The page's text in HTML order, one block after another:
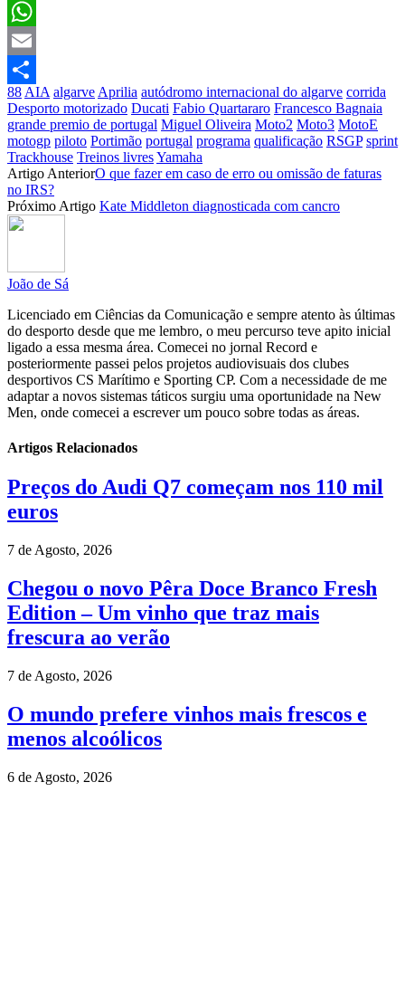
Facebook
WhatsApp
Email
Partilhar
88 AIA algarve Aprilia autódromo internacional do algarve corrida
Desporto motorizado Ducati Fabio Quartararo Francesco Bagnaia
grande premio de portugal Miguel Oliveira Moto2 Moto3 MotoE
motogp piloto Portimão portugal programa qualificação RSGP sprint
Trackhouse Treinos livresYamaha
Artigo AnteriorO que fazer em caso de erro ou omissão de faturas
no IRS?
Próximo Artigo Kate Middleton diagnosticada com cancro
João de Sá
Licenciado em Ciências da Comunicação e sempre atento às últimas
do desporto desde que me lembro, o meu percurso teve apito inicial
ligado a essa mesma área. Comecei no jornal Record e
posteriormente passei pelos projetos audiovisuais dos clubes
desportivos CS Marítimo e Sporting CP. Com a necessidade de me
adaptar a novos sistemas táticos surgiu uma oportunidade na New
Men, onde comecei a escrever um pouco sobre todas as áreas.
Artigos Relacionados
Preços do Audi Q7 começam nos 110 mil
euros
7 de Agosto, 2026
Chegou o novo Pêra Doce Branco Fresh
Edition – Um vinho que traz mais
frescura ao verão
7 de Agosto, 2026
O mundo prefere vinhos mais frescos e
menos alcoólicos
6 de Agosto, 2026